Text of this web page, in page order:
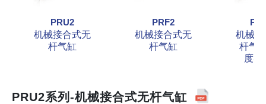
PRU2
机械接合式无
杆气缸
PRF2
机械接合式无
杆气缸
机械
杆气
度导
PRU2系列-机械接合式无杆气缸